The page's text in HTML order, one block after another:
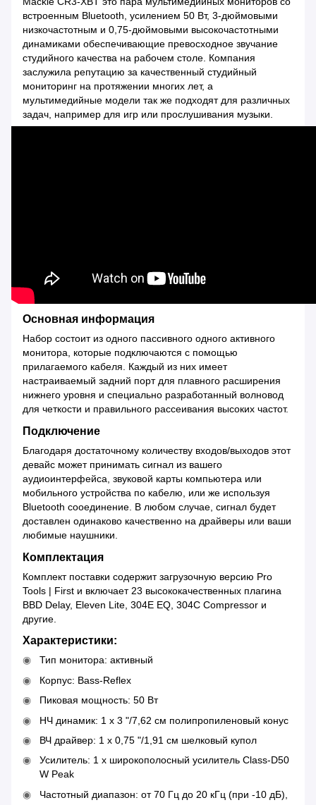
встроенным Bluetooth, усилением 50 Вт, 3-дюймовыми
низкочастотным и 0,75-дюймовыми высокочастотными
динамиками обеспечивающие превосходное звучание
студийного качества на рабочем столе. Компания
заслужила репутацию за качественный студийный
мониторинг на протяжении многих лет, а
мультимедийные модели так же подходят для различных
задач, например для игр или прослушивания музыки.
Основная информация
Набор состоит из одного пассивного одного активного
монитора, которые подключаются с помощью
прилагаемого кабеля. Каждый из них имеет
настраиваемый задний порт для плавного расширения
нижнего уровня и специально разработанный волновод
для четкости и правильного рассеивания высоких частот.
Подключение
Благодаря достаточному количеству входов/выходов этот
девайс может принимать сигнал из вашего
аудиоинтерфейса, звуковой карты компьютера или
мобильного устройства по кабелю, или же используя
Bluetooth сооединение. В любом случае, сигнал будет
доставлен одинаково качественно на драйверы или ваши
любимые наушники.
Комплектация
Комплект поставки содержит загрузочную версию Pro
Tools | First и включает 23 высококачественных плагина
BBD Delay, Eleven Lite, 304E EQ, 304C Compressor и
другие.
Характеристики:
Тип монитора: активный
Корпус: Bass-Reflex
Пиковая мощность: 50 Вт
НЧ динамик: 1 x 3 "/7,62 см полипропиленовый конус
ВЧ драйвер: 1 х 0,75 "/1,91 см шелковый купол
Усилитель: 1 х широкополосный усилитель Class-D50
W Peak
Частотный диапазон: от 70 Гц до 20 кГц (при -10 дБ),